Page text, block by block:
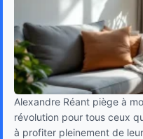
Alexandre Réant piège à
révolution pour tous ceux
à profiter pleinement de